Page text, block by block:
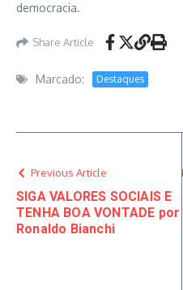
democracia.
Share Article
Marcado: Destaques
Previous Article
SIGA VALORES SOCIAIS E
TENHA BOA VONTADE por
Ronaldo Bianchi